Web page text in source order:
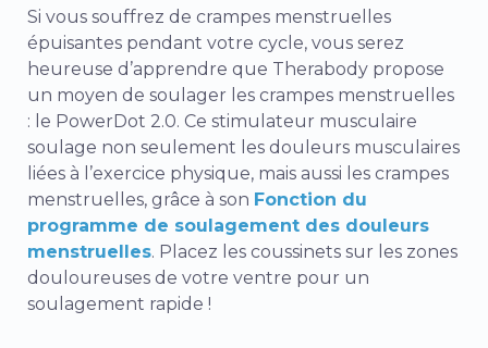
Si vous souffrez de crampes menstruelles
épuisantes pendant votre cycle, vous serez
heureuse d’apprendre que Therabody propose
un moyen de soulager les crampes menstruelles
: le PowerDot 2.0. Ce stimulateur musculaire
soulage non seulement les douleurs musculaires
liées à l’exercice physique, mais aussi les crampes
menstruelles, grâce à son Fonction du
programme de soulagement des douleurs
menstruelles. Placez les coussinets sur les zones
douloureuses de votre ventre pour un
soulagement rapide !